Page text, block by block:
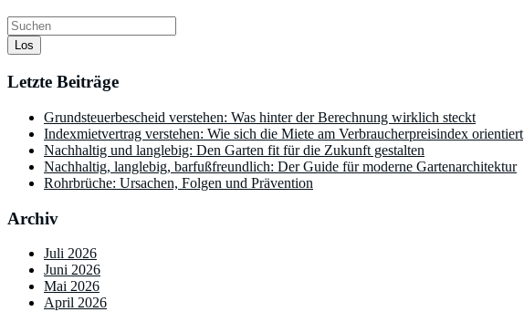
Los
Letzte Beiträge
Grundsteuerbescheid verstehen: Was hinter der Berechnung wirklich steckt
Indexmietvertrag verstehen: Wie sich die Miete am Verbraucherpreisindex orientiert
Nachhaltig und langlebig: Den Garten fit für die Zukunft gestalten
Nachhaltig, langlebig, barfußfreundlich: Der Guide für moderne Gartenarchitektur
Rohrbrüche: Ursachen, Folgen und Prävention
Archiv
Juli 2026
Juni 2026
Mai 2026
April 2026